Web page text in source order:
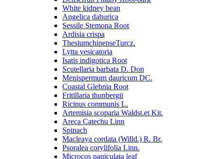
White kidney bean
Angelica dahurica
Sessile Stemona Root
Ardisia crispa
ThesiumchinenseTurcz.
Lytta vesicatoria
Isatis indigotica Root
Scutellaria barbata D. Don
Menispermum dauricum DC.
Coastal Glehnia Root
Fritillaria thunbergii
Ricinus communis L.
Artemisia scoparia Waldst.et Kit.
Areca Catechu Linn
Spinach
Macleaya cordata (Willd.) R. Br.
Psoralea corylifolia Linn.
Microcos paniculata leaf